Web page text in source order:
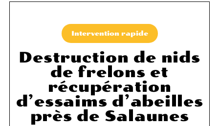
Intervention rapide
Destruction de nids
de frelons et
récupération
d’essaims d’abeilles
près de Salaunes